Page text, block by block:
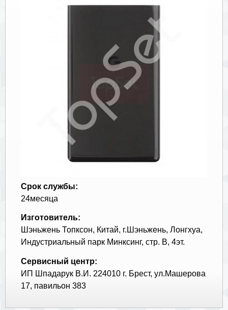
Срок службы:
24месяца
Изготовитель:
Шэньжень Топксон, Китай, г.Шэньжень, Лонгхуа,
Индустриальный парк Минксинг, стр. В, 4эт.
Сервисный центр:
ИП Шпадарук В.И. 224010 г. Брест, ул.Машерова
17, павильон 383